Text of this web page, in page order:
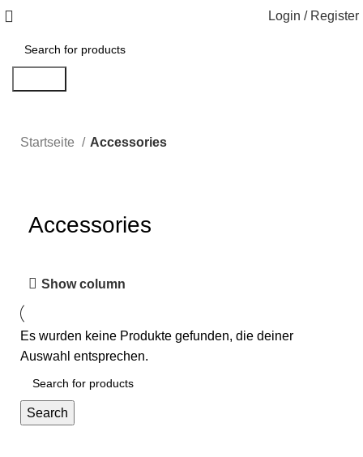
Login / Register
Startseite Accessories
Accessories
Show column
Es wurden keine Produkte gefunden, die deiner
Auswahl entsprechen.
Search